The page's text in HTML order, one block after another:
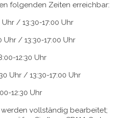
folgenden Zeiten erreichbar:
/ 13:30-17:00 Uhr
Uhr / 13:30-17:00 Uhr
12:30 Uhr
Uhr / 13:30-17:00 Uhr
12:30 Uhr
vollständig bearbeitet;